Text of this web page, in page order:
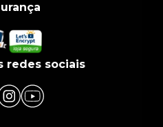
redes sociais